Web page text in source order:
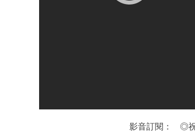
影音訂閱： ◎